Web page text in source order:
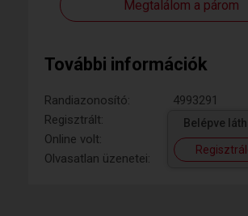
Megtalálom a párom
További információk
Randiazonosító:
4993291
Regisztrált:
Online volt:
Olvasatlan üzenetei:
Belépve